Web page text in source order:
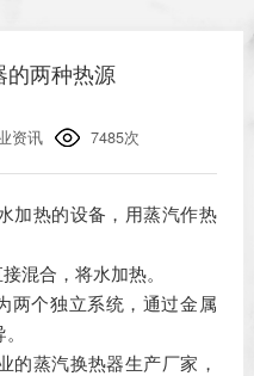
的两种热源
资讯 7485次
加热的设备，用蒸汽作热
混合，将水加热。
个独立系统，通过金属
的蒸汽换热器生产厂家，